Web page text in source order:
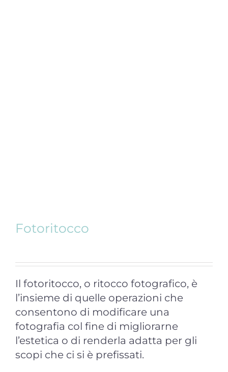
Fotoritocco
Il fotoritocco, o ritocco fotografico, è
l’insieme di quelle operazioni che
consentono di modificare una
fotografia col fine di migliorarne
l’estetica o di renderla adatta per gli
scopi che ci si è prefissati.